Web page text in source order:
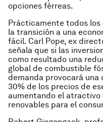
opciones férreas.
Prácticamente todos
la transición a una
fácil. Carl Pope, ex
señala que si las
como resultado una
global de combustible
demanda provocará
30% de los precios de
aumentando el
renovables para el